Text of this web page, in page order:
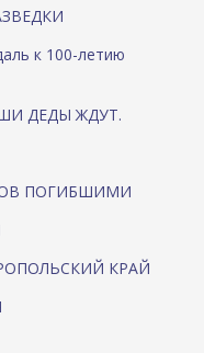
к 100-летию
ДЕДЫ ЖДУТ.
ПОГИБШИМИ
КРАЙ